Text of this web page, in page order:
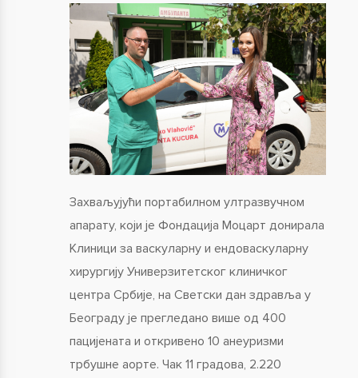
Захваљујући портабилном ултразвучном
апарату, који је Фондација Моцарт донирала
Клиници за васкуларну и ендоваскуларну
хирургију Универзитетског клиничког
центра Србије, на Светски дан здравља у
Београду је прегледано више од 400
пацијената и откривено 10 анеуризми
трбушне аорте. Чак 11 градова, 2.220